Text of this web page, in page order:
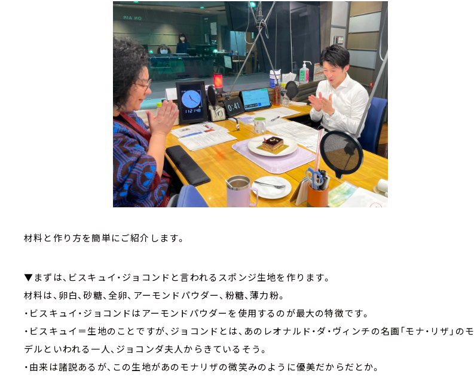
材料と作り方を簡単にご紹介します。
▼まずは、ビスキュイ・ジョコンドと言われるスポンジ生地を作ります。
材料は、卵白、砂糖、全卵、アーモンドパウダー、粉糖、薄力粉。
・ビスキュイ・ジョコンドはアーモンドパウダーを使用するのが最大の特徴です。
・ビスキュイ＝生地のことですが、ジョコンドとは、あのレオナルド・ダ・ヴィンチの名画「モナ・リザ」のモ
デルといわれる一人、ジョコンダ夫人からきているそう。
・由来は諸説あるが、この生地があのモナリザの微笑みのように優美だからだとか。